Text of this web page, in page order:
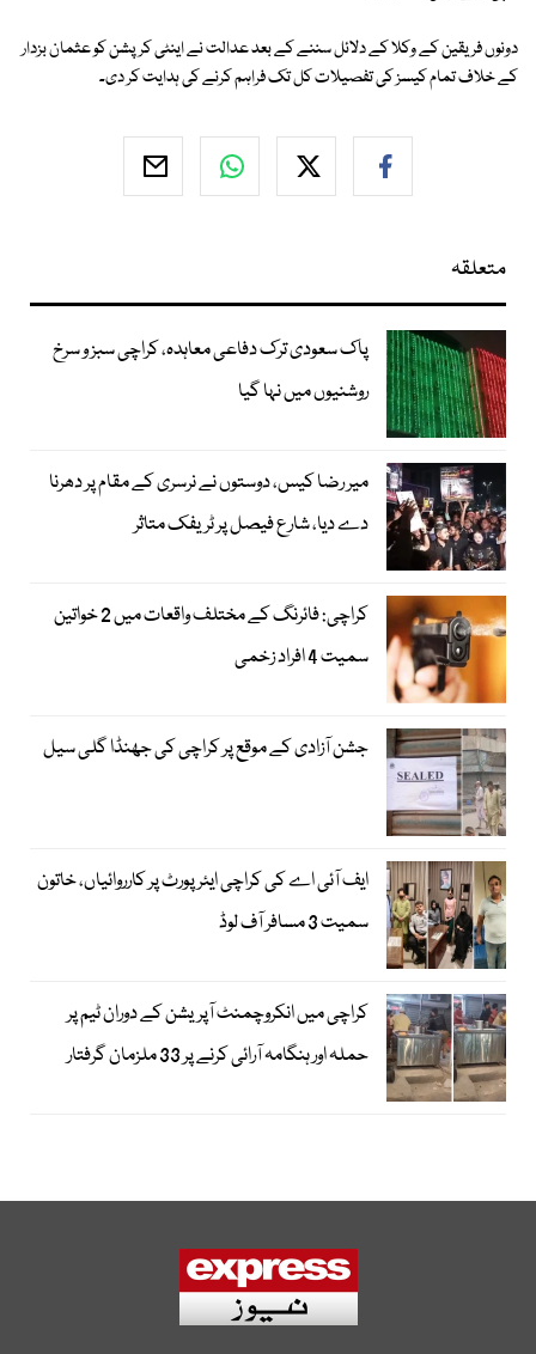
دونوں فریقین کے وکلا کے دلائل سننے کے بعد عدالت نے اینٹی کرپشن کو عثمان بزدار
کے خلاف تمام کیسز کی تفصیلات کل تک فراہم کرنے کی ہدایت کر دی۔
متعلقہ
پاک سعودی ترک دفاعی معاہدہ، کراچی سبز و سرخ
روشنیوں میں نہا گیا
میر رضا کیس، دوستوں نے نرسری کے مقام پر دھرنا
دے دیا، شارع فیصل پر ٹریفک متاثر
کراچی: فائرنگ کے مختلف واقعات میں 2 خواتین
سمیت 4 افراد زخمی
جشن آزادی کے موقع پر کراچی کی جھنڈا گلی سیل
ایف آئی اے کی کراچی ایئرپورٹ پر کارروائیاں، خاتون
سمیت 3 مسافر آف لوڈ
کراچی میں انکروچمنٹ آپریشن کے دوران ٹیم پر
حملہ اور ہنگامہ آرائی کرنے پر 33 ملزمان گرفتار